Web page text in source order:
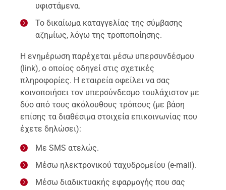
υφιστάμενα.
Το δικαίωμα καταγγελίας της σύμβασης
αζημίως, λόγω της τροποποίησης.
H ενημέρωση παρέχεται μέσω υπερσυνδέσμου
(link), ο οποίος οδηγεί στις σχετικές
πληροφορίες. Η εταιρεία οφείλει να σας
κοινοποιήσει τον υπερσύνδεσμο τουλάχιστον με
δύο από τους ακόλουθους τρόπους (με βάση
επίσης τα διαθέσιμα στοιχεία επικοινωνίας που
έχετε δηλώσει):
Με SMS ατελώς.
Μέσω ηλεκτρονικού ταχυδρομείου (e-mail).
Μέσω διαδικτυακής εφαρμογής που σας